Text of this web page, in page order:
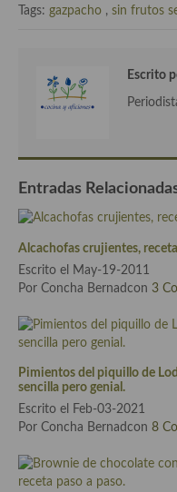
Cocina callejera
Cocina Aragonesa
Cocina Asturiana
Cocina Canaria
Cocina Castellana
Cocina Castilla – La
Cocina Catalana
Tags: gazpacho , sin frutos
Escrito
Entradas
Alcachofas crujientes, receta
Escrito el May-19-2011
Por Concha Bernadcon 3
Pimientos del piquillo de
sencilla pero genial.
Escrito el Feb-03-2021
Por Concha Bernadcon 8